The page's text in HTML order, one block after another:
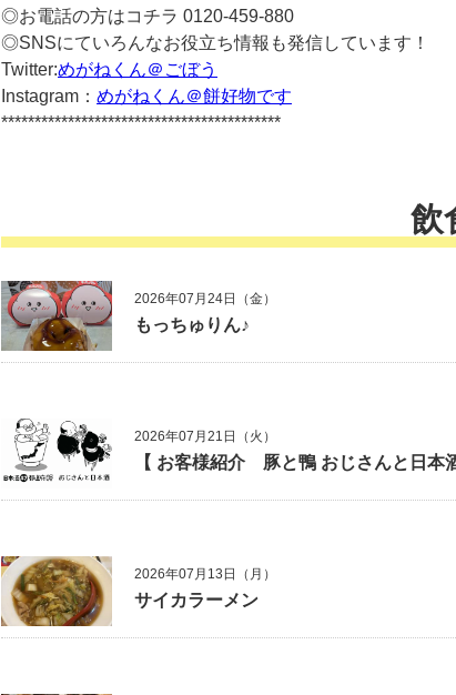
◎お電話の方はコチラ 0120-459-880
◎SNSにていろんなお役立ち情報も発信しています！
Twitter:めがねくん＠ごぼう
Instagram： めがねくん＠餅好物です
******************************************
飲
2026年07月24日（金）
もっちゅりん♪
2026年07月21日（火）
【 お客様紹介 豚と鴨 おじさんと日本
2026年07月13日（月）
サイカラーメン